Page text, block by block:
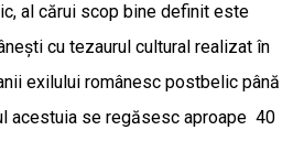
al cărui scop bine definit este
cu tezaurul cultural realizat în
exilului românesc postbelic până
acestuia se regăsesc aproape 40